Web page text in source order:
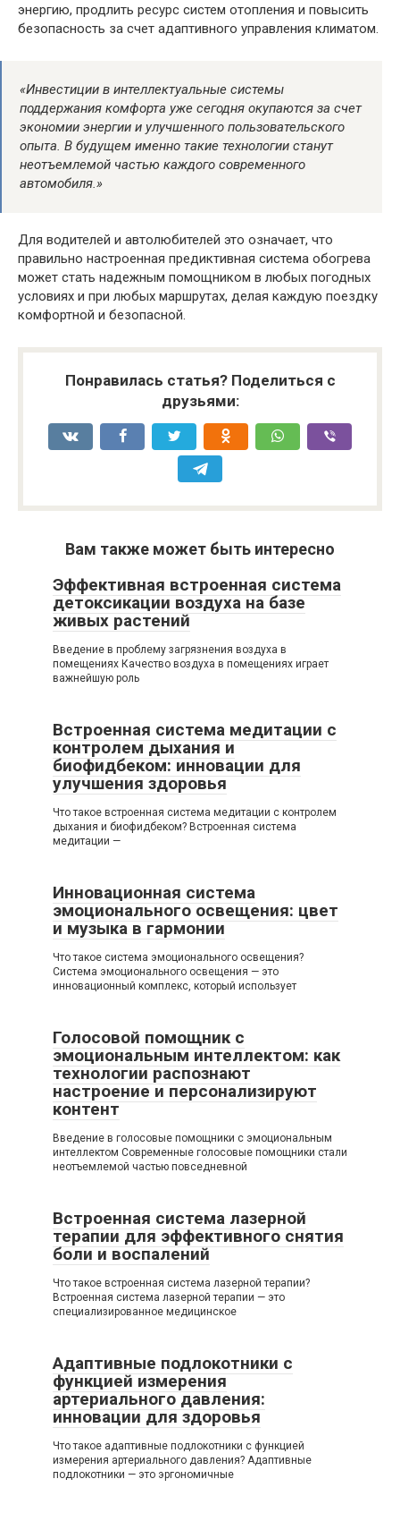
энергию, продлить ресурс систем отопления и повысить
безопасность за счет адаптивного управления климатом.
«Инвестиции в интеллектуальные системы
поддержания комфорта уже сегодня окупаются за счет
экономии энергии и улучшенного пользовательского
опыта. В будущем именно такие технологии станут
неотъемлемой частью каждого современного
автомобиля.»
Для водителей и автолюбителей это означает, что
правильно настроенная предиктивная система обогрева
может стать надежным помощником в любых погодных
условиях и при любых маршрутах, делая каждую поездку
комфортной и безопасной.
Понравилась статья? Поделиться с
друзьями:
Вам также может быть интересно
Эффективная встроенная система
детоксикации воздуха на базе
живых растений
Введение в проблему загрязнения воздуха в
помещениях Качество воздуха в помещениях играет
важнейшую роль
Встроенная система медитации с
контролем дыхания и
биофидбеком: инновации для
улучшения здоровья
Что такое встроенная система медитации с контролем
дыхания и биофидбеком? Встроенная система
медитации —
Инновационная система
эмоционального освещения: цвет
и музыка в гармонии
Что такое система эмоционального освещения?
Система эмоционального освещения — это
инновационный комплекс, который использует
Голосовой помощник с
эмоциональным интеллектом: как
технологии распознают
настроение и персонализируют
контент
Введение в голосовые помощники с эмоциональным
интеллектом Современные голосовые помощники стали
неотъемлемой частью повседневной
Встроенная система лазерной
терапии для эффективного снятия
боли и воспалений
Что такое встроенная система лазерной терапии?
Встроенная система лазерной терапии — это
специализированное медицинское
Адаптивные подлокотники с
функцией измерения
артериального давления:
инновации для здоровья
Что такое адаптивные подлокотники с функцией
измерения артериального давления? Адаптивные
подлокотники — это эргономичные